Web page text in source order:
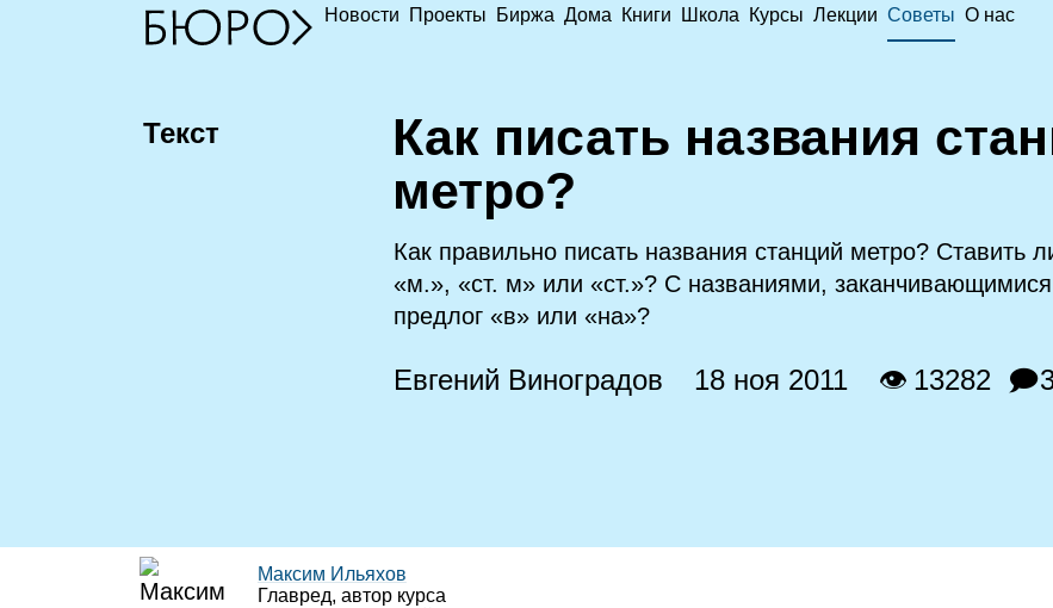
Новости Проекты Биржа Дома Книги Школа Курсы Лекции Советы О нас
Текст Как писать названия
метро?
Как правильно писать названия станций метро? Ставить
«м.», «ст. м» или «ст.»? С названиями, заканчивающимися
предлог «в» или «на»?
Евгений Виноградов 18 ноя 2011 👁 13282
Максим Ильяхов
Главред, автор курса